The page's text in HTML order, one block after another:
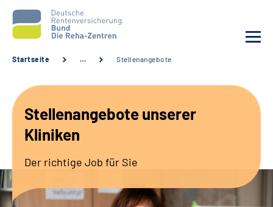
Unsere Kliniken
Startseite … Stellenangebote
Stellenangebote unserer
Kliniken
Der richtige Job für Sie